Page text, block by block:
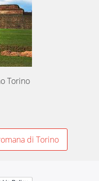
Torino
di Torino